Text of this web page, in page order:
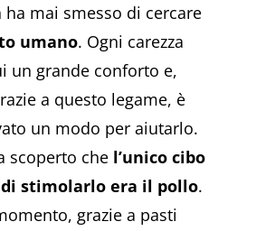
ha mai smesso di cercare
umano. Ogni carezza
un grande conforto e,
a questo legame, è
un modo per aiutarlo.
scoperto che l’unico cibo
stimolarlo era il pollo.
grazie a pasti